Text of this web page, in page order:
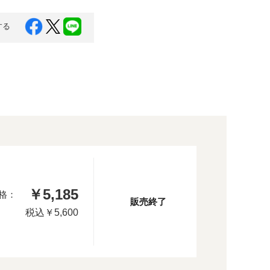
る
： ￥5,185
税込 ￥5,600
販売終了